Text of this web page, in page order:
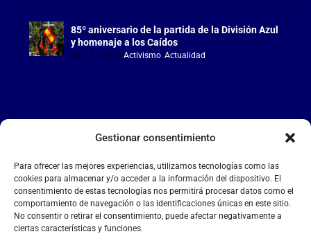
Gestionar consentimiento
Para ofrecer las mejores experiencias, utilizamos tecnologías como las
cookies para almacenar y/o acceder a la información del dispositivo. El
consentimiento de estas tecnologías nos permitirá procesar datos como el
comportamiento de navegación o las identificaciones únicas en este sitio.
No consentir o retirar el consentimiento, puede afectar negativamente a
ciertas características y funciones.
85º aniversario de la partida de la División Azul
y homenaje a los Caídos
Jul 15, 2026 |Activismo ,Actualidad
LA FALANGE
Reproductor
de
vídeo